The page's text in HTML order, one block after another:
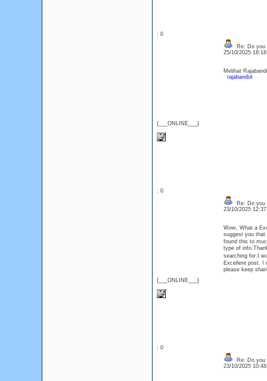
: 0
{___ONLINE___}
Re: Do you
25/10/2025
Melihat
rajabandot
: 0
{___ONLINE___}
Re: Do you
23/10/2025
Wow, What a
suggest you
found this to
type of
searching for.I
Excellent post. I
please keep
: 0
Re: Do you
23/10/2025